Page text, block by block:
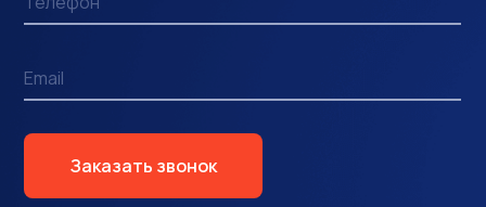
Заказать звонок